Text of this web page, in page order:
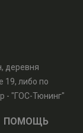
деревня
19, либо по
- "ГОС-Тюнинг"
ПОМОЩЬ